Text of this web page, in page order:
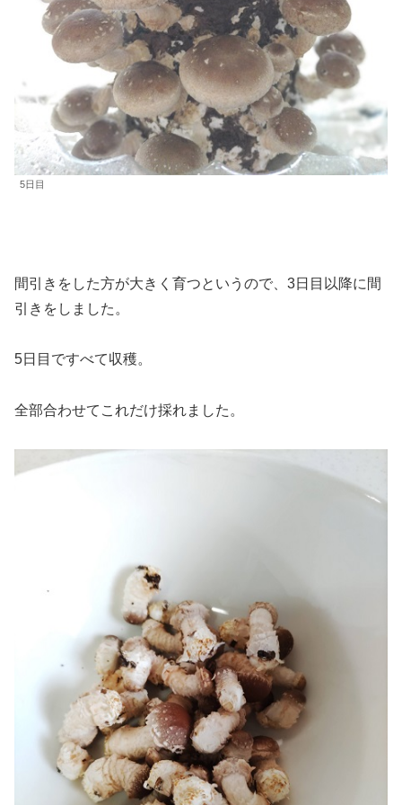
5日目
間引きをした方が大きく育つというので、3日目以降に間
引きをしました。
5日目ですべて収穫。
全部合わせてこれだけ採れました。